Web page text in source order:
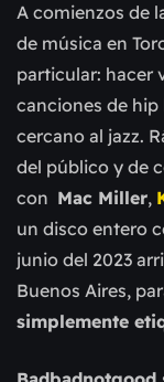
A comienzos de
de música en
particular: hacer
canciones de
cercano al jazz.
del público y de
con Mac Miller,
un disco entero
junio del 2023
Buenos Aires,
simplemente